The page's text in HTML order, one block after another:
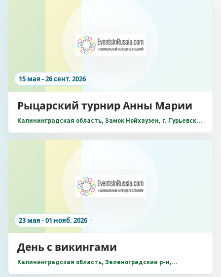
15 мая - 26 сент. 2026
Рыцарский турнир Анны Марии
Калининградская область, Замок Нойхаузен, г. Гурьевск,
23 мая - 01 нояб. 2026
День с викингами
Калининградская область, Зеленоградский р-н,